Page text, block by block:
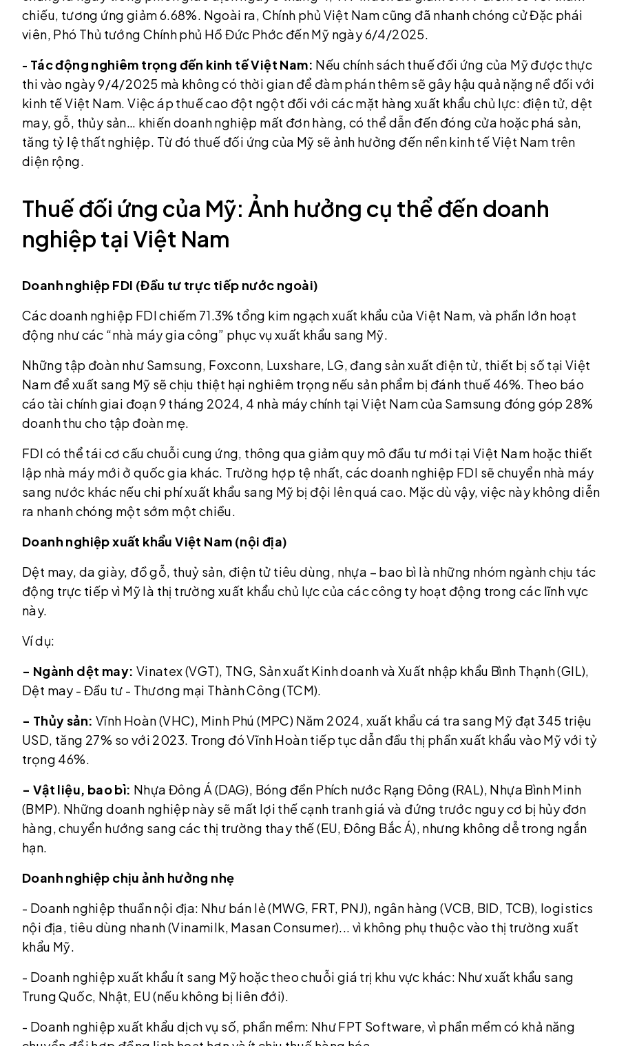
chiếu, tương ứng giảm 6.68%. Ngoài ra, Chính phủ Việt Nam cũng đã nhanh chóng cử Đặc phái
viên, Phó Thủ tướng Chính phủ Hồ Đức Phớc đến Mỹ ngày 6/4/2025.
- Tác động nghiêm trọng đến kinh tế Việt Nam: Nếu chính sách thuế đối ứng của Mỹ được thực
thi vào ngày 9/4/2025 mà không có thời gian để đàm phán thêm sẽ gây hậu quả nặng nề đối với
kinh tế Việt Nam. Việc áp thuế cao đột ngột đối với các mặt hàng xuất khẩu chủ lực: điện tử, dệt
may, gỗ, thủy sản… khiến doanh nghiệp mất đơn hàng, có thể dẫn đến đóng cửa hoặc phá sản,
tăng tỷ lệ thất nghiệp. Từ đó thuế đối ứng của Mỹ sẽ ảnh hưởng đến nền kinh tế Việt Nam trên
diện rộng.
Thuế đối ứng của Mỹ: Ảnh hưởng cụ thể đến doanh
nghiệp tại Việt Nam
Doanh nghiệp FDI (Đầu tư trực tiếp nước ngoài)
Các doanh nghiệp FDI chiếm 71.3% tổng kim ngạch xuất khẩu của Việt Nam, và phần lớn hoạt
động như các “nhà máy gia công” phục vụ xuất khẩu sang Mỹ.
Những tập đoàn như Samsung, Foxconn, Luxshare, LG, đang sản xuất điện tử, thiết bị số tại Việt
Nam để xuất sang Mỹ sẽ chịu thiệt hại nghiêm trọng nếu sản phẩm bị đánh thuế 46%. Theo báo
cáo tài chính giai đoạn 9 tháng 2024, 4 nhà máy chính tại Việt Nam của Samsung đóng góp 28%
doanh thu cho tập đoàn mẹ.
FDI có thể tái cơ cấu chuỗi cung ứng, thông qua giảm quy mô đầu tư mới tại Việt Nam hoặc thiết
lập nhà máy mới ở quốc gia khác. Trường hợp tệ nhất, các doanh nghiệp FDI sẽ chuyển nhà máy
sang nước khác nếu chi phí xuất khẩu sang Mỹ bị đội lên quá cao. Mặc dù vậy, việc này không diễn
ra nhanh chóng một sớm một chiều.
Doanh nghiệp xuất khẩu Việt Nam (nội địa)
Dệt may, da giày, đồ gỗ, thuỷ sản, điện tử tiêu dùng, nhựa – bao bì là những nhóm ngành chịu tác
động trực tiếp vì Mỹ là thị trường xuất khẩu chủ lực của các công ty hoạt động trong các lĩnh vực
này.
Ví dụ:
- Ngành dệt may: Vinatex (VGT), TNG, Sản xuất Kinh doanh và Xuất nhập khẩu Bình Thạnh (GIL),
Dệt may - Đầu tư - Thương mại Thành Công (TCM).
- Thủy sản: Vĩnh Hoàn (VHC), Minh Phú (MPC) Năm 2024, xuất khẩu cá tra sang Mỹ đạt 345 triệu
USD, tăng 27% so với 2023. Trong đó Vĩnh Hoàn tiếp tục dẫn đầu thị phần xuất khẩu vào Mỹ với tỷ
trọng 46%.
- Vật liệu, bao bì: Nhựa Đông Á (DAG), Bóng đền Phích nước Rạng Đông (RAL), Nhựa Bình Minh
(BMP). Những doanh nghiệp này sẽ mất lợi thế cạnh tranh giá và đứng trước nguy cơ bị hủy đơn
hàng, chuyển hướng sang các thị trường thay thế (EU, Đông Bắc Á), nhưng không dễ trong ngắn
hạn.
Doanh nghiệp chịu ảnh hưởng nhẹ
- Doanh nghiệp thuần nội địa: Như bán lẻ (MWG, FRT, PNJ), ngân hàng (VCB, BID, TCB), logistics
nội địa, tiêu dùng nhanh (Vinamilk, Masan Consumer)... vì không phụ thuộc vào thị trường xuất
khẩu Mỹ.
- Doanh nghiệp xuất khẩu ít sang Mỹ hoặc theo chuỗi giá trị khu vực khác: Như xuất khẩu sang
Trung Quốc, Nhật, EU (nếu không bị liên đới).
- Doanh nghiệp xuất khẩu dịch vụ số, phần mềm: Như FPT Software, vì phần mềm có khả năng